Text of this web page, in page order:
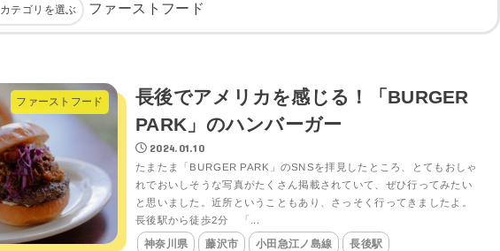
カテゴリを選ぶ ファーストフード
ファーストフード
長後でアメリカを感じる！「BURGER
PARK」のハンバーガー
2024.01.10
たまたま「BURGER PARK」のSNSを拝見したところ、とてもおしゃ
れでおいしそうな写真がたくさん掲載されていて、ぜひ行ってみたい
と思いました。近所ということもあり、さっそく行ってきましたよ。
長後駅から徒歩2分 「...
神奈川県 藤沢市 小田急江ノ島線 長後駅